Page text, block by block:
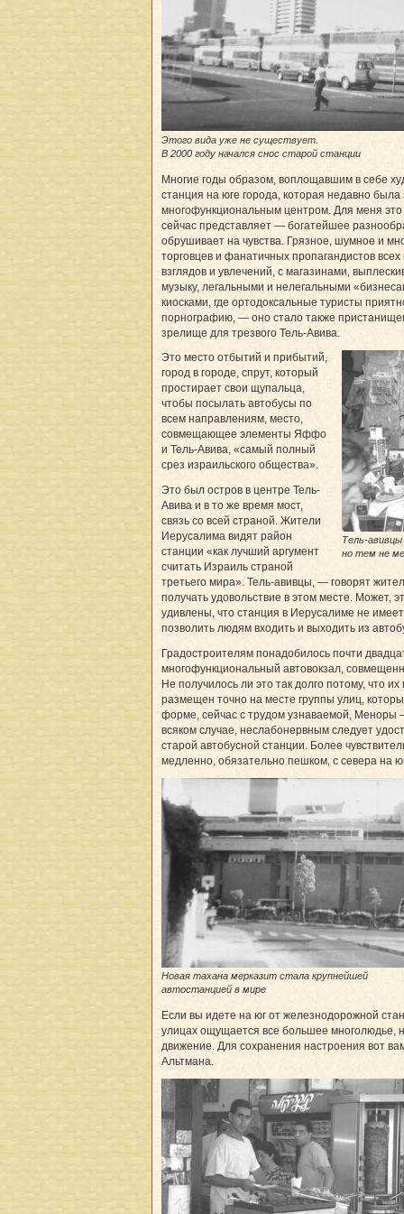
Этого вида уже не существует.
В 2000 году начался снос старой станции
Многие годы образом, воплощавшим в себе
станция на юге города, которая недавно
многофункциональным центром. Для меня
сейчас представляет — богатейшее
обрушивает на чувства. Грязное, шумное и
торговцев и фанатичных пропагандистов
взглядов и увлечений, с магазинами,
музыку, легальными и нелегальными
киосками, где ортодоксальные туристы
порнографию, — оно стало также
зрелище для трезвого Тель-Авива.
Тель-
но тем не
Это место отбытий и прибытий,
город в городе, спрут, который
простирает свои щупальца,
чтобы посылать автобусы по
всем направлениям, место,
совмещающее элементы Яффо
и Тель-Авива, «самый полный
срез израильского общества».
Это был остров в центре Тель-
Авива и в то же время мост,
связь со всей страной. Жители
Иерусалима видят район
станции «как лучший аргумент
считать Израиль страной
третьего мира». Тель-авивцы, — говорят
получать удовольствие в этом месте. Может,
удивлены, что станция в Иерусалиме не имеет
позволить людям входить и выходить из
Градостроителям понадобилось почти
многофункциональный автовокзал,
Не получилось ли это так долго потому, что
размещен точно на месте группы улиц,
форме, сейчас с трудом узнаваемой, Меноры
всяком случае, неслабонервным следует
старой автобусной станции. Более
медленно, обязательно пешком, с севера на
Новая тахана мерказит стала крупнейшей
автостанцией в мире
Если вы идете на юг от железнодорожной
улицах ощущается все большее многолюдье,
движение. Для сохранения настроения вот
Альтмана.